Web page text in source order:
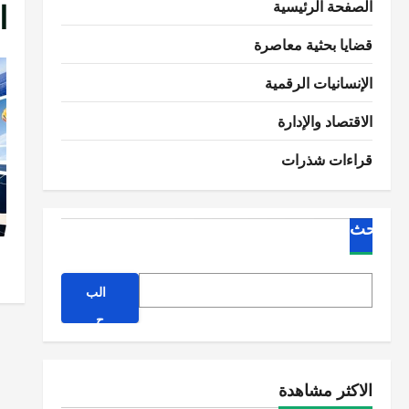
الصفحة الرئيسية
قضايا بحثية معاصرة
الإنسانيات الرقمية
الاقتصاد والإدارة
قراءات شذرات
البحث
الب
ح
ث
الاكثر مشاهدة